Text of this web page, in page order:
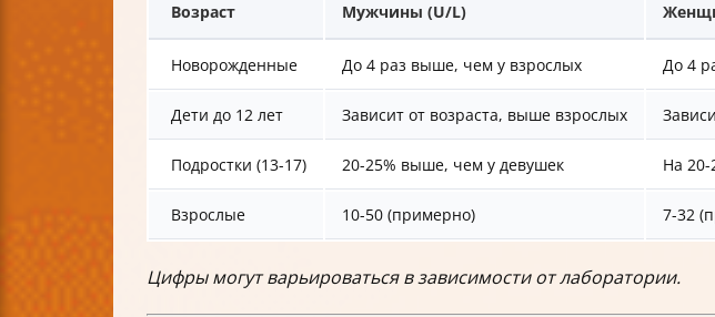
Возраст Мужчины (U/L)
Новорожденные До 4 раз выше, чем у взрослых До 4
Дети до 12 лет Зависит от возраста, выше взрослых
Подростки (13-17) 20-25% выше, чем у девушек На
Взрослые 10-50 (примерно) 7-32
Цифры могут варьироваться в зависимости от лаборатории.